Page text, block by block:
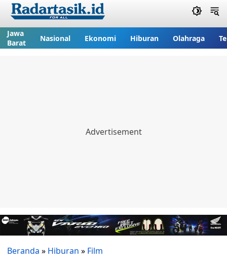
Jawa
Barat
Nasional Ekonomi Hiburan Olahraga
Beranda » Hiburan » Film